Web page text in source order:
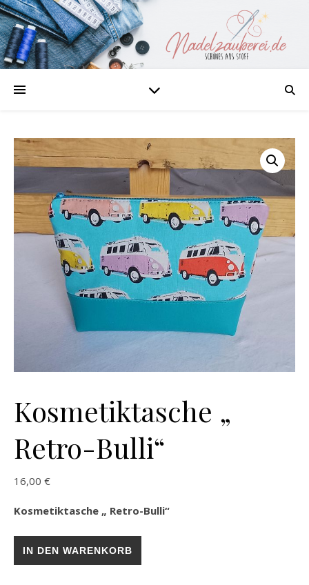
Kosmetiktasche „
Retro-Bulli“
16,00 €
Kosmetiktasche „ Retro-Bulli“
IN DEN WARENKORB